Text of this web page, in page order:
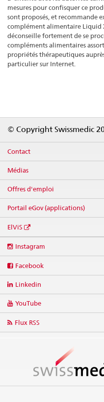
mesures pour confisquer ce
sont proposés, et recommande
complément alimentaire Liquid
déconseille fortement de se
compléments alimentaires
propriétés thérapeutiques
particulier sur Internet.
© Copyright Swissmedic
Contact
Médias
Offres d'emploi
Portail eGov (applications)
ElViS
media
Instagram
Facebook
Linkedin
YouTube
Flux RSS